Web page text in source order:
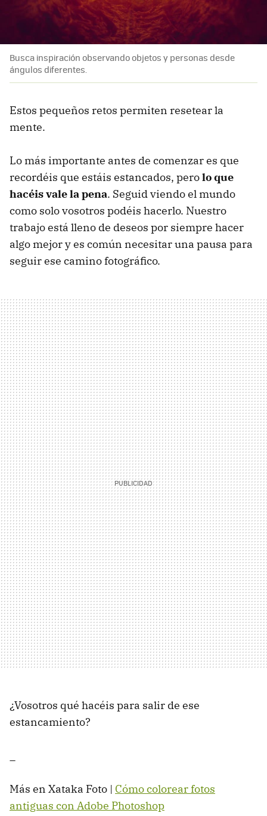
Busca inspiración observando objetos y personas desde
ángulos diferentes.
Estos pequeños retos permiten resetear la
mente.
Lo más importante antes de comenzar es que
recordéis que estáis estancados, perolo que
hacéis vale la pena. Seguid viendo el mundo
como solo vosotros podéis hacerlo. Nuestro
trabajo está lleno de deseos por siempre hacer
algo mejor y es común necesitar una pausa para
seguir ese camino fotográfico.
¿Vosotros qué hacéis para salir de ese
estancamiento?
Más en Xataka Foto | Cómo colorear fotos
antiguas con Adobe Photoshop